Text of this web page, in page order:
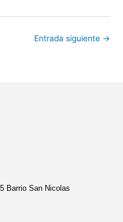
Entrada siguiente →
Barrio San Nicolas